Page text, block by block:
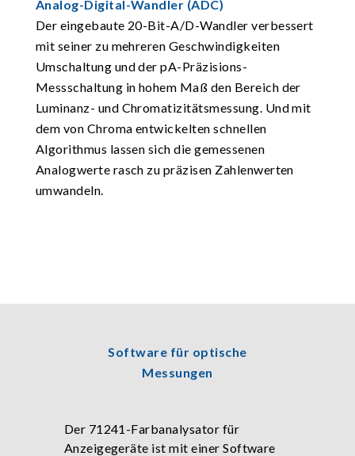
Analog-Digital-Wandler (ADC)
Der eingebaute 20-Bit-A/D-Wandler verbessert
mit seiner zu mehreren Geschwindigkeiten
Umschaltung und der pA-Präzisions-
Messschaltung in hohem Maß den Bereich der
Luminanz- und Chromatizitätsmessung. Und mit
dem von Chroma entwickelten schnellen
Algorithmus lassen sich die gemessenen
Analogwerte rasch zu präzisen Zahlenwerten
umwandeln.
Software für optische
Messungen
Der 71241-Farbanalysator für
Anzeigegeräte ist mit einer Software